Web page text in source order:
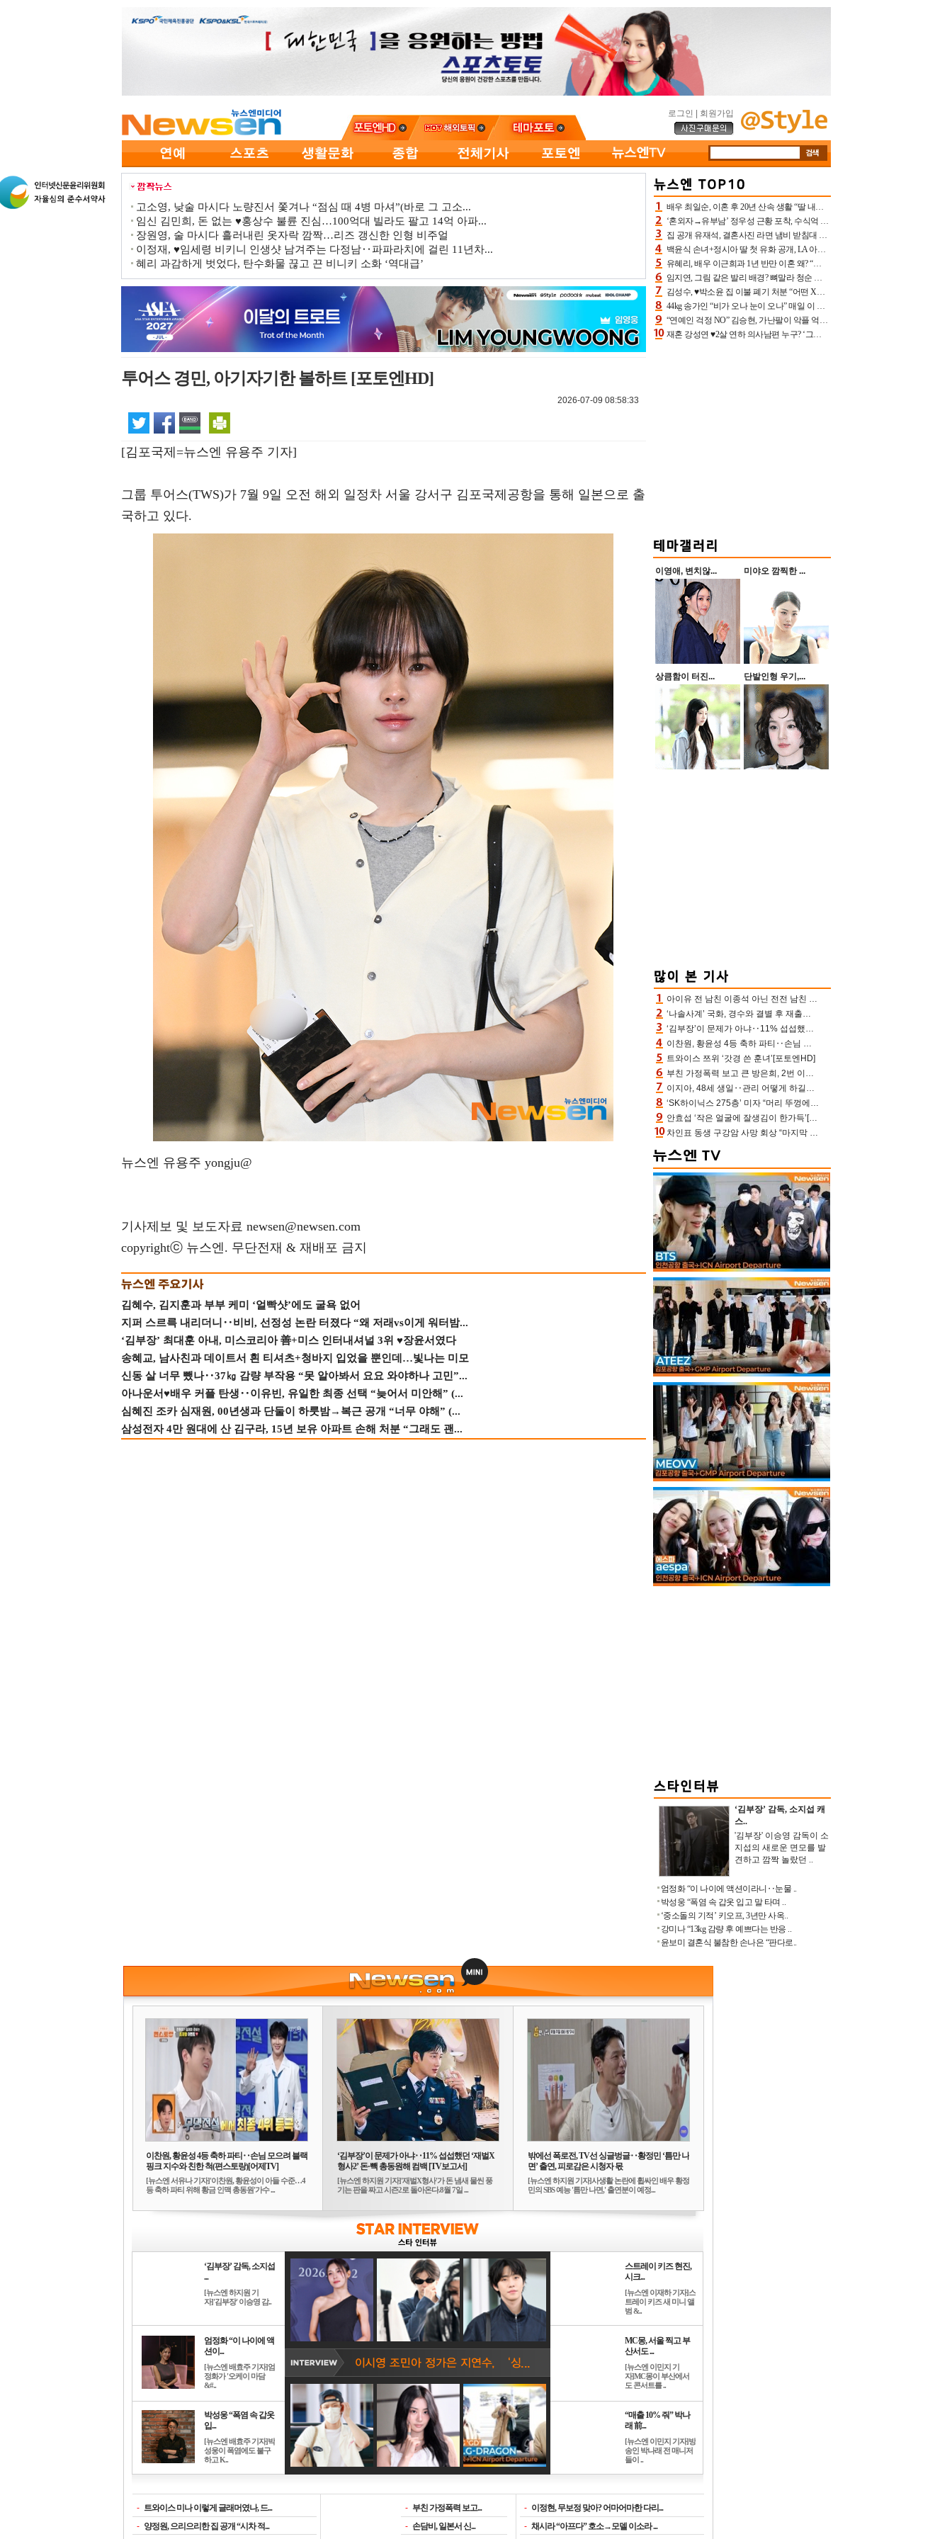
로그인 회원가입
고소영, 낮술 마시다 노량진서 쫓겨나 “점심 때 4병 마셔”(바로 그 고소...
임신 김민희, 돈 없는 ♥홍상수 불륜 진심…100억대 빌라도 팔고 14억 아파...
장원영, 술 마시다 흘러내린 옷자락 깜짝…리즈 갱신한 인형 비주얼
이정재, ♥임세령 비키니 인생샷 남겨주는 다정남‥파파라치에 걸린 11년차...
혜리 과감하게 벗었다, 탄수화물 끊고 끈 비니키 소화 ‘역대급’
투어스 경민, 아기자기한 볼하트 [포토엔HD]
2026-07-09 08:58:33
[김포국제=뉴스엔 유용주 기자]
그룹 투어스(TWS)가 7월 9일 오전 해외 일정차 서울 강서구 김포국제공항을 통해 일본으로 출
국하고 있다.
뉴스엔 유용주 yongju@
기사제보 및 보도자료 newsen@newsen.com
copyrightⓒ 뉴스엔. 무단전재 & 재배포 금지
김혜수, 김지훈과 부부 케미 ‘얼빡샷’에도 굴욕 없어
지퍼 스르륵 내리더니‥비비, 선정성 논란 터졌다 “왜 저래vs이게 워터밤...
‘김부장’ 최대훈 아내, 미스코리아 善+미스 인터내셔널 3위 ♥장윤서였다
송혜교, 남사친과 데이트서 흰 티셔츠+청바지 입었을 뿐인데…빛나는 미모
신동 살 너무 뺐나‥37㎏ 감량 부작용 “못 알아봐서 요요 와야하나 고민”...
아나운서♥배우 커플 탄생‥이유빈, 유일한 최종 선택 “늦어서 미안해” (...
심혜진 조카 심재원, 00년생과 단둘이 하룻밤→복근 공개 “너무 야해” (...
삼성전자 4만 원대에 산 김구라, 15년 보유 아파트 손해 처분 “그래도 괜...
배우 최일순, 이혼 후 20년 산속 생활 “딸 내가 버렸다고 원망‥맘 아파”(특종)[어제TV]
‘혼외자→유부남’ 정우성 근황 포착, 수식억 해킹 피해 후배 만났다 “존경하는”
집 공개 유재석, 결혼사진 라면 냄비 받침대 되고 분노‥가족사진도 피해(놀뭐)[어제TV]
백윤식 손녀+정시아 딸 첫 유화 공개, LA 아트쇼→서울국제조각페스타 작가다운 수준급 실력
유혜리, 배우 이근희과 1년 반만 이혼 왜? “식칼 꽂고 의자 던져” 충격 폭로(특종)[어제TV]
임지연, 그림 같은 발리 배경? 뼈말라 청순 비키니 핏에 상대 안 되네
김성수, ♥박소윤 집 이불 폐기 처분 “어떤 X이랑 썼을지 몰라” 질투(신랑수업2)[어제TV]
44kg 송가인 “비가 오나 눈이 오나” 매일 이 운동, 허벅지 근육량 상승+체지방 감소
“연예인 걱정 NO” 김승현, 가난팔이 악플 억울할만‥아내+딸과 日 여행
재혼 강성연 ♥2살 연하 의사남편 누구? ‘그알’ 자문의에 훈남 비주얼 초엘리트 스펙 [종합]
이영애, 변치않... 미야오 깜찍한 ...
상큼함이 터진... 단발인형 우기,...
아이유 전 남친 이종석 아닌 전전 남친 장기하 소환 ‘별일 없이 산다’ 선곡…46장에 꾹 눌러 담은 근황
‘나솔사계’ 국화, 경수와 결별 후 재출연…첫인상 3표 몰표
‘김부장’이 문제가 아냐‥11% 섭섭했던 ‘재벌X형사2’ 돈·빽 총동원해 컴백 [TV보고서]
이찬원, 황윤성 4등 축하 파티‥손님 모으려 블랙핑크 지수와 친한 척(편스토랑)[어제TV]
트와이스 쯔위 ‘갓경 쓴 훈녀’[포토엔HD]
부친 가정폭력 보고 큰 방은희, 2번 이혼 후 잠수→母 고독사에 자책(특종세상)[어제TV]
이지아, 48세 생일‥관리 어떻게 하길래 놀라운 동안 미모
‘SK하이닉스 275층’ 미자 “머리 뚜껑에서 사, 주식만 안 해도 돈 버는 것”
안효섭 ‘작은 얼굴에 잘생김이 한가득’[포토엔HD]
차인표 동생 구강암 사망 회상 “마지막 순간 동생 손 잡아준 신애라, 두고두고 고마워” (신애라이프)
‘김부장’ 감독, 소지섭 캐
스..
'김부장' 이승영 감독이 소
지섭의 새로운 면모를 발
견하고 깜짝 놀랐던 ..
엄정화 “이 나이에 액션이라니‥눈물 ..
박성웅 “폭염 속 갑옷 입고 말 타며 ..
‘중소돌의 기적’ 키오프, 3년만 사옥..
강미나 “13kg 감량 후 예쁘다는 반응 ..
윤보미 결혼식 불참한 손나은 “판다로..
이찬원, 황윤성 4등 축하 파티‥손님 모으려 블랙
핑크 지수와 친한 척(편스토랑)[어제TV]
[뉴스엔 서유나 기자]'이찬원, 황윤성이 아들 수준…4
등 축하 파티 위해 황금 인맥 총동원'가수 ...
‘김부장’이 문제가 아냐‥11% 섭섭했던 ‘재벌X
형사2’ 돈·빽 총동원해 컴백 [TV보고서]
[뉴스엔 하지원 기자]'재벌X형사'가 돈 냄새 물씬 풍
기는 판을 짜고 시즌2로 돌아온다.8월 7일 ...
밖에선 폭로전, TV선 싱글벙글‥황정민 ‘틈만 나
면’ 출연, 피로감은 시청자 몫
[뉴스엔 하지원 기자]사생활 논란에 휩싸인 배우 황정
민의 SBS 예능 '틈만 나면,' 출연분이 예정...
‘김부장’ 감독, 소지섭
...
[뉴스엔 하지원 기
자]'김부장' 이승영 감..
엄정화 “이 나이에 액
션이...
[뉴스엔 배효주 기자]엄
정화가 '오케이 마담
&#..
박성웅 “폭염 속 갑옷
입...
[뉴스엔 배효주 기자]박
성웅이 폭염에도 불구
하고 K..
스트레이 키즈 현진,
시크...
[뉴스엔 이재하 기자]스
트레이 키즈 새 미니 앨
범 &..
MC몽, 서울 찍고 부
산서도 ...
[뉴스엔 이민지 기
자]MC몽이 부산에서
도 콘서트를 ..
“매출 10% 줘” 박나
래 前...
[뉴스엔 이민지 기자]방
송인 박나래 전 매니저
들이 ..
- 트와이스 미나 이렇게 글래머였나, 드...
- 양정원, 으리으리한 집 공개 “시차 적...
- 부친 가정폭력 보고...
- 손담비, 일본서 신...
- 이정현, 무보정 맞아? 어마어마한 다리...
- 채시라 “아프다” 호소→모델 이소라 ...